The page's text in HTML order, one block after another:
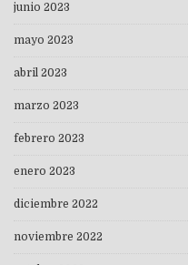
junio 2023
mayo 2023
abril 2023
marzo 2023
febrero 2023
enero 2023
diciembre 2022
noviembre 2022